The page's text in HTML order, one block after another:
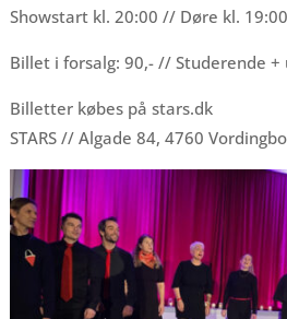
Showstart kl. 20:00 // Døre kl.
Billet i forsalg: 90,- // Studerende +
Billetter købes på stars.dk
STARS // Algade 84, 4760